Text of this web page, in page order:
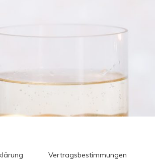
Vertragsbestimmungen